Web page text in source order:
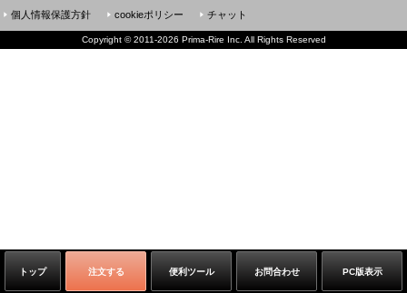
トップ 注文する 便利ツール お問合わせ PC版表示
個人情報保護方針
cookieポリシー チャット
Copyright ©2011-2026 Prima-Rire Inc. All Rights Reserved